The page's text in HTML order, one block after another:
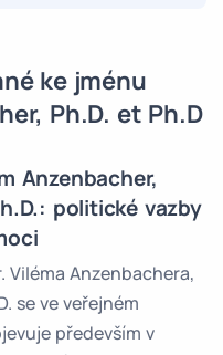
ke jménu
Ph.D. et Ph.D
Anzenbacher,
politické vazby
Viléma Anzenbachera,
se ve veřejném
především v